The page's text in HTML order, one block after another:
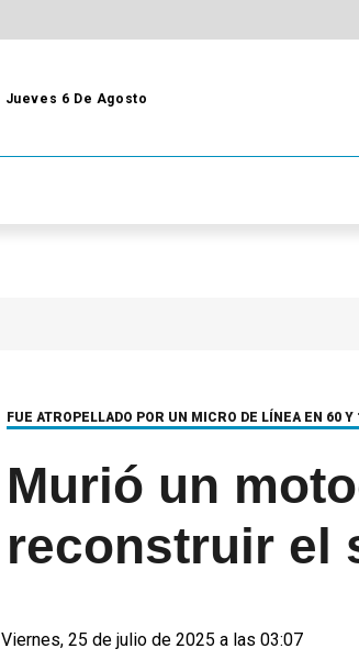
Jueves 6 De Agosto
FUE ATROPELLADO POR UN MICRO DE LÍNEA EN 60 Y
Murió un
reconstruir el
Viernes, 25 de julio de 2025 a las 03:07